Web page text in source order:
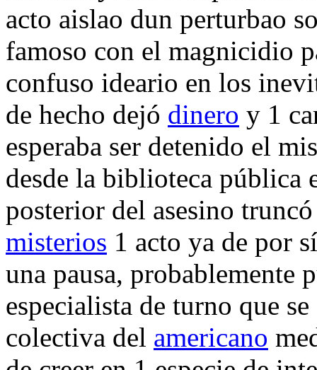
acto aislao dun perturbao
famoso con el magnicidio
confuso ideario en los
de hecho dejó dinero y 1
esperaba ser detenido el
desde la biblioteca pública
posterior del asesino
misterios 1 acto ya de por
una pausa, probablemente
especialista de turno que
colectiva del americano